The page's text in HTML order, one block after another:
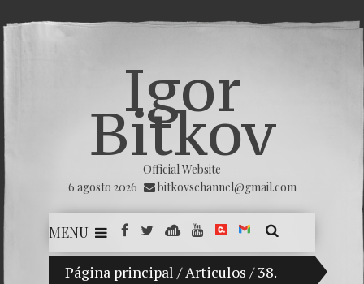
Igor
Bitkov
Official Website
6 agosto 2026
bitkovschannel@gmail.com
MENU
Página principal /Articulos / 38.
Mi hijo Vladimir Bitkov, una promesa del tenis